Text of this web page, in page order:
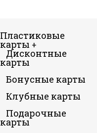
Пластиковые
карты +
Дисконтные
карты
Бонусные карты
Клубные карты
Подарочные
карты